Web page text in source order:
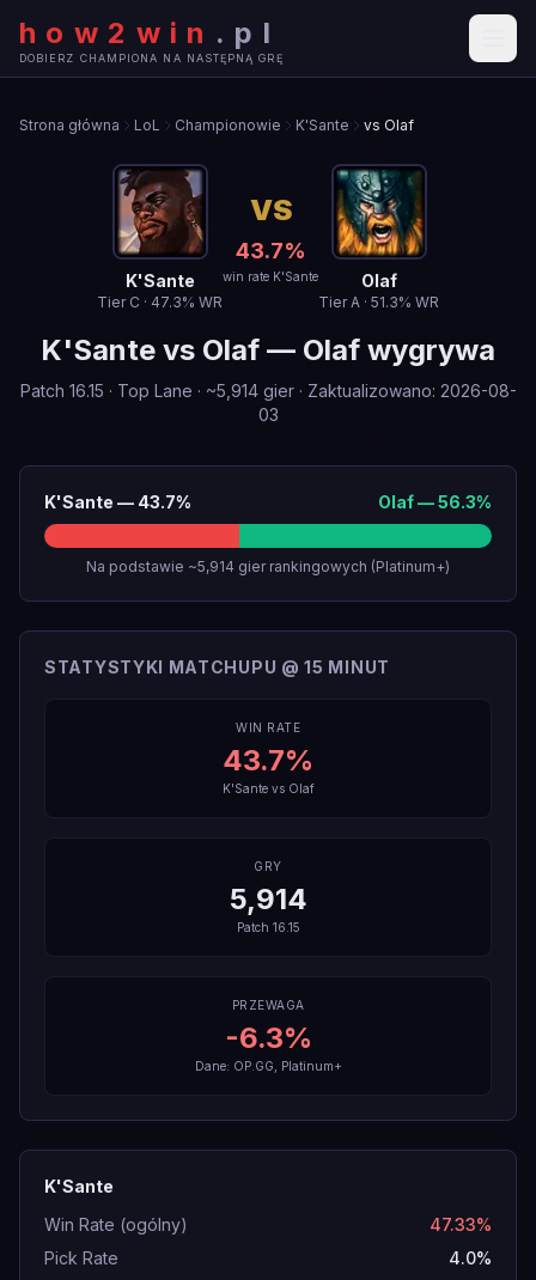
how2win . pl
DOBIERZ CHAMPIONA NA NASTĘPNĄ GRĘ
Strona główna LoL Championowie K'Sante vs Olaf
K'Sante
Tier C · 47.3% WR
VS
43.7%
win rate K'Sante Olaf
TierA · 51.3% WR
K'Sante vs Olaf — Olaf wygrywa
Patch 16.15 · Top Lane · ~5,914 gier· Zaktualizowano: 2026-08-
03
K'Sante — 43.7% Olaf—56.3%
Na podstawie ~5,914 gier rankingowych (Platinum+)
STATYSTYKI MATCHUPU @ 15 MINUT
WIN RATE
43.7%
K'Santevs Olaf
GRY
5,914
Patch 16.15
PRZEWAGA
-6.3%
Dane: OP.GG, Platinum+
K'Sante
Win Rate (ogólny)
47.33%
Pick Rate
4.0%